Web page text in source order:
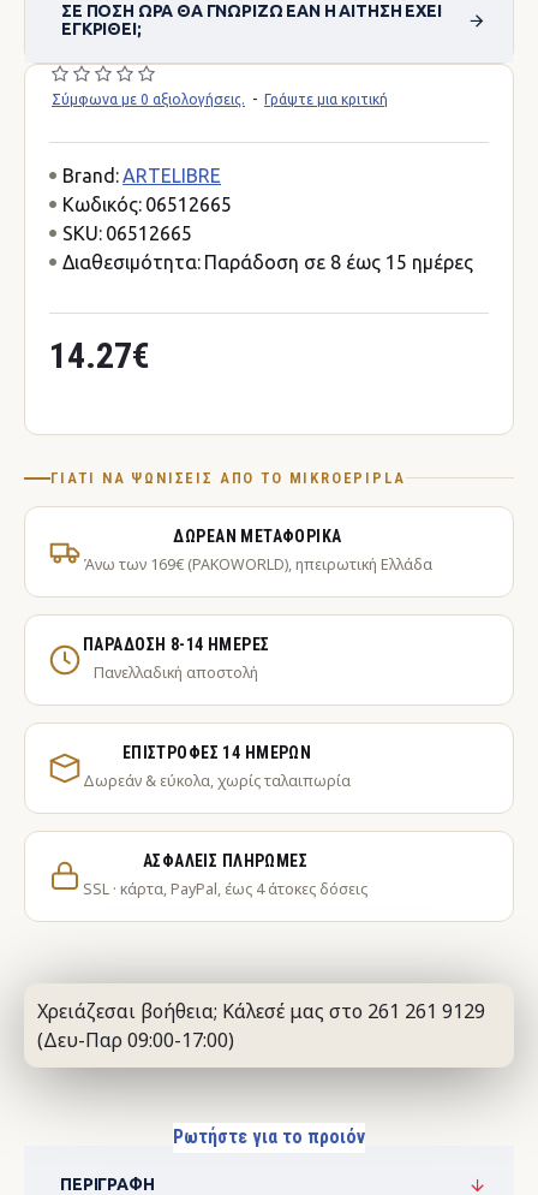
ΣΕ ΠΌΣΗ ΏΡΑ ΘΑ ΓΝΩΡΊΖΩ ΕΆΝ Η ΑΊΤΗΣΗ ΈΧΕΙ
ΕΓΚΡΙΘΕΊ;
Σύμφωνα με 0 αξιολογήσεις. - Γράψτε μια κριτική
14.27€
Brand:ARTELIBRE
Κωδικός: 06512665
SKU: 06512665
Διαθεσιμότητα: Παράδοση σε 8 έως 15 ημέρες
ΓΙΑΤΊ ΝΑ ΨΩΝΊΣΕΙΣ ΑΠΌ ΤΟ MIKROEPIPLA
ΔΩΡΕΆΝ ΜΕΤΑΦΟΡΙΚΆ
Άνω των 169€ (PAKOWORLD), ηπειρωτική Ελλάδα
ΠΑΡΆΔΟΣΗ 8-14 ΗΜΈΡΕΣ
Πανελλαδική αποστολή
ΕΠΙΣΤΡΟΦΈΣ 14 ΗΜΕΡΏΝ
Δωρεάν & εύκολα, χωρίς ταλαιπωρία
ΑΣΦΑΛΕΊΣ ΠΛΗΡΩΜΈΣ
SSL · κάρτα, PayPal, έως 4 άτοκες δόσεις
Χρειάζεσαι βοήθεια; Κάλεσέ μας στο 261 261 9129
(Δευ-Παρ 09:00-17:00)
Ρωτήστε για το προιόν
ΠΕΡΙΓΡΑΦΉ